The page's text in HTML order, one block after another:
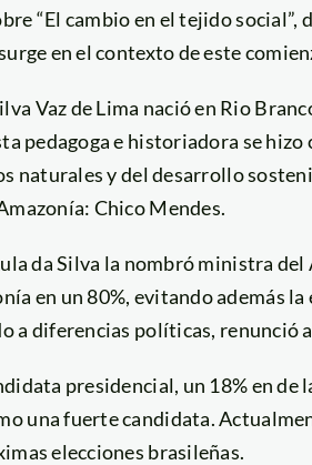
“El cambio en el tejido social”,
en el contexto de este
Vaz de Lima nació en Rio
pedagoga e historiadora se
naturales y del desarrollo
Chico Mendes.
da Silva la nombró ministra
en un 80%, evitando además
a diferencias políticas, renunció
presidencial, un 18% en
una fuerte candidata.
elecciones brasileñas.